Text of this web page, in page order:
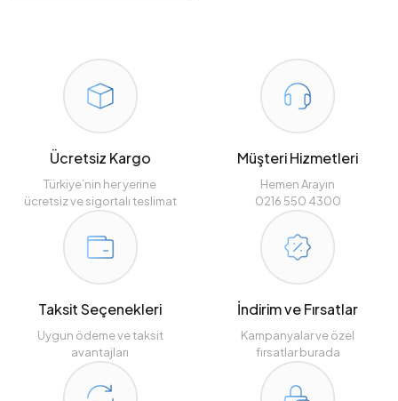
Ücretsiz Kargo
Türkiye’nin her yerine
ücretsiz ve sigortalı teslimat
Müşteri Hizmetleri
Hemen Arayın
0216 550 4300
Taksit Seçenekleri
Uygun ödeme ve taksit
avantajları
İndirim ve Fırsatlar
Kampanyalar ve özel
fırsatlar burada